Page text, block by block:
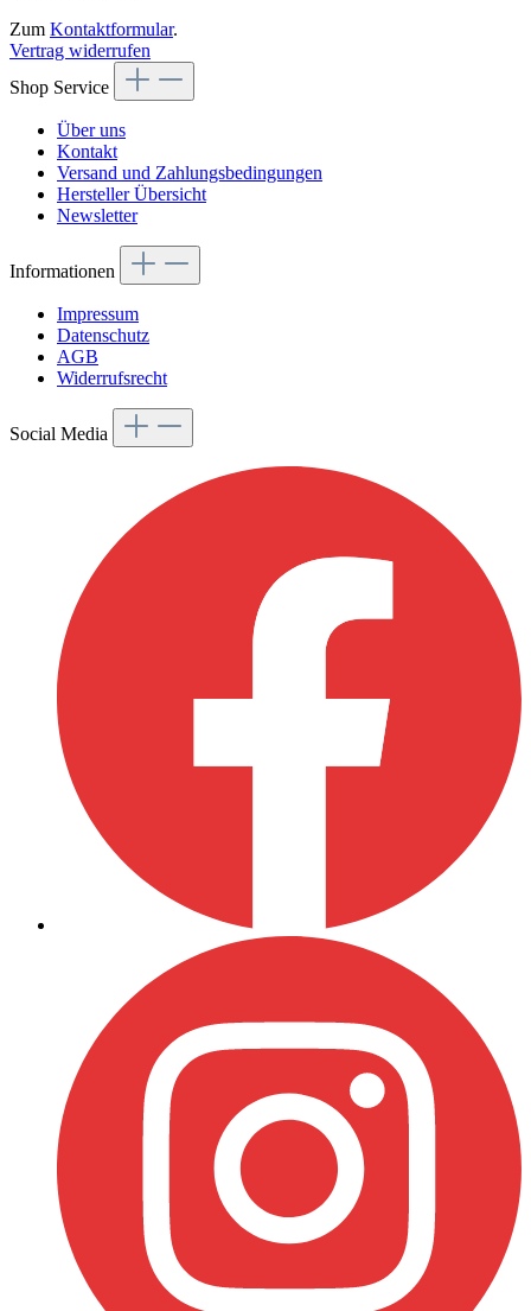
Zum Kontaktformular.
Vertrag widerrufen
Shop Service
Über uns
Kontakt
Versand und Zahlungsbedingungen
Hersteller Übersicht
Newsletter
Informationen
Impressum
Datenschutz
AGB
Widerrufsrecht
Social Media